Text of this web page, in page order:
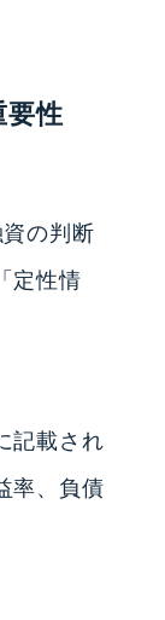
要性
の判断
定性情
記載され
率、負債